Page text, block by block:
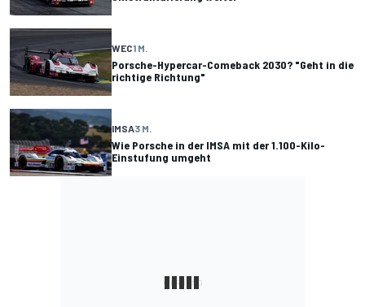
WEC1 M.
Porsche-Hypercar-Comeback 2030? "Geht in die
richtige Richtung"
IMSA3 M.
Wie Porsche in der IMSA mit der 1.100-Kilo-
Einstufung umgeht